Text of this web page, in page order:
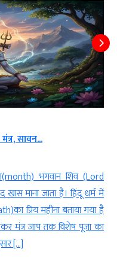
सावन...
भगवान शिव (Lord
माना जाता है। हिंदू धर्म में
प्रिय महीना बताया गया है
मंत्र जाप तक विशेष पूजा का
[…]